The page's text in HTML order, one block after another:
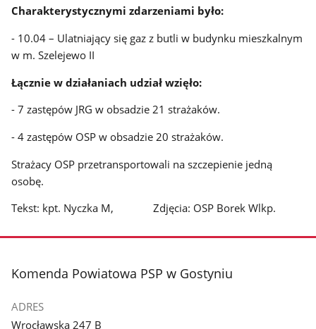
Charakterystycznymi zdarzeniami było:
- 10.04 – Ulatniający się gaz z butli w budynku mieszkalnym
w m. Szelejewo II
Łącznie w działaniach udział wzięło:
- 7 zastępów JRG w obsadzie 21 strażaków.
- 4 zastępów OSP w obsadzie 20 strażaków.
Strażacy OSP przetransportowali na szczepienie jedną
osobę.
Tekst: kpt. Nyczka M, Zdjęcia: OSP Borek Wlkp.
stopka
Komenda Powiatowa PSP w Gostyniu
ADRES
Wrocławska 247 B